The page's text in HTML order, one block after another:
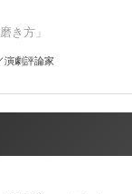
き方」
演劇評論家